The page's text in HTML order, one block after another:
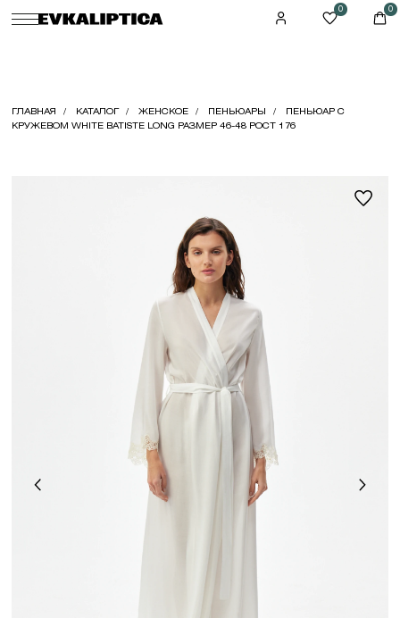
0 0
ГЛАВНАЯ КАТАЛОГ ЖЕНСКОЕ ПЕНЬЮАРЫ
ПЕНЬЮАР С
КРУЖЕВОМ WHITE BATISTE LONG РАЗМЕР 46-48 РОСТ 176